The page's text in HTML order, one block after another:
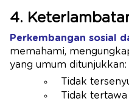
4.
Perkembangan sosial
memahami,
yang umum ditunjukkan:
Tidak
Tidak